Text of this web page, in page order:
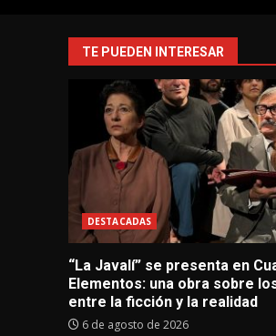
TE PUEDEN INTERESAR
DESTACADAS
“La Javalí” se presenta en
Elementos: una obra sobre
entre la ficción y la realidad
6 de agosto de 2026